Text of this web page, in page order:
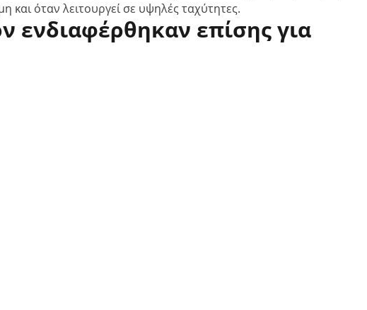
και όταν λειτουργεί σε υψηλές ταχύτητες.
ενδιαφέρθηκαν επίσης για